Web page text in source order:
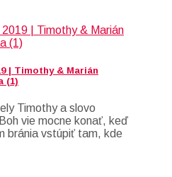
| Timothy & Marián
(1)
Timothy a slovo
vie mocne konať, keď
bránia vstúpiť tam, kde